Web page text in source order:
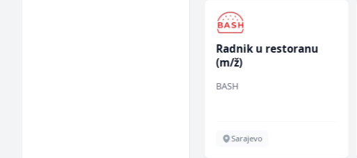
Radnik u restoranu
(m/ž)
BASH
Sarajevo